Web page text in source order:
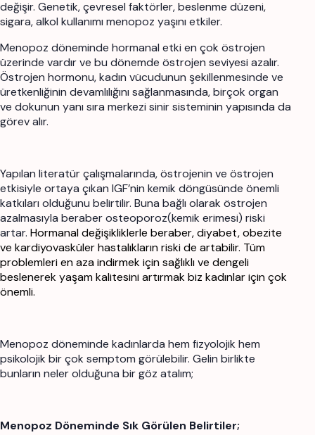
değişir. Genetik, çevresel faktörler, beslenme düzeni,
sigara, alkol kullanımı menopoz yaşını etkiler.
Menopoz döneminde hormanal etki en çok östrojen
üzerinde vardır ve bu dönemde östrojen seviyesi azalır.
Östrojen hormonu, kadın vücudunun şekillenmesinde ve
üretkenliğinin devamlılığını sağlanmasında, birçok organ
ve dokunun yanı sıra merkezi sinir sisteminin yapısında da
görev alır.
Yapılan literatür çalışmalarında, östrojenin ve östrojen
etkisiyle ortaya çıkan IGF’nin kemik döngüsünde önemli
katkıları olduğunu belirtilir. Buna bağlı olarak östrojen
azalmasıyla beraber osteoporoz(kemik erimesi) riski
artar. Hormanal değişikliklerle beraber, diyabet, obezite
ve kardiyovasküler hastalıkların riski de artabilir. Tüm
problemleri en aza indirmek için sağlıklı ve dengeli
beslenerek yaşam kalitesini artırmak biz kadınlar için çok
önemli.
Menopoz döneminde kadınlarda hem fizyolojik hem
psikolojik bir çok semptom görülebilir. Gelin birlikte
bunların neler olduğuna bir göz atalım;
Menopoz Döneminde Sık Görülen Belirtiler;